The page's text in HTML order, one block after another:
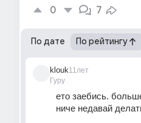
0 7
По дате По рейтингу
klouk
Гуру
11лет
ето заебись.
ниче недавай